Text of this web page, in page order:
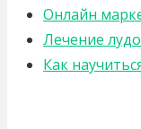
Онлайн
Лечение
Как